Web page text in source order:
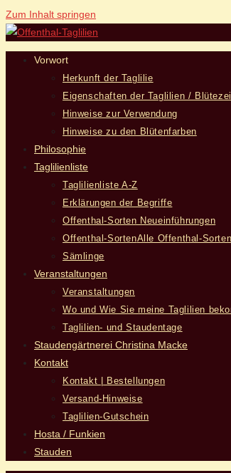
Zum Inhalt springen
Vorwort
Herkunft der Taglilie
Eigenschaften der Taglilien /
Hinweise zur Verwendung
Hinweise zu den Blütenfarben
Philosophie
Taglilienliste
Taglilienliste A-Z
Erklärungen der Begriffe
Offenthal-Sorten Neueinführungen
Offenthal-SortenAlle Offenthal-
Sämlinge
Veranstaltungen
Veranstaltungen
Wo und Wie Sie meine Taglilien
Taglilien- und Staudentage
Staudengärtnerei Christina Macke
Kontakt
Kontakt | Bestellungen
Versand-Hinweise
Taglilien-Gutschein
Hosta / Funkien
Stauden